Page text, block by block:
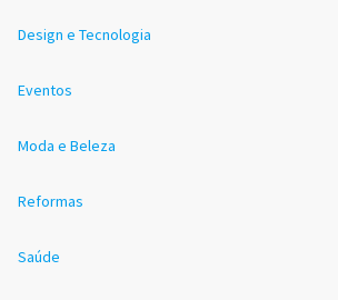
Design e Tecnologia
Eventos
Moda e Beleza
Reformas
Saúde